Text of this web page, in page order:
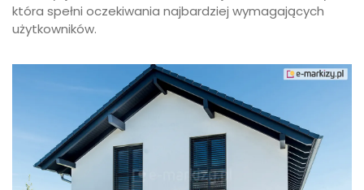
która spełni oczekiwania najbardziej wymagających
użytkowników.